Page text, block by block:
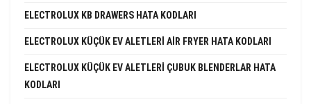
ELECTROLUX KB DRAWERS HATA KODLARI
ELECTROLUX KÜÇÜK EV ALETLERI AIR FRYER HATA KODLARI
ELECTROLUX KÜÇÜK EV ALETLERI ÇUBUK BLENDERLAR HATA
KODLARI